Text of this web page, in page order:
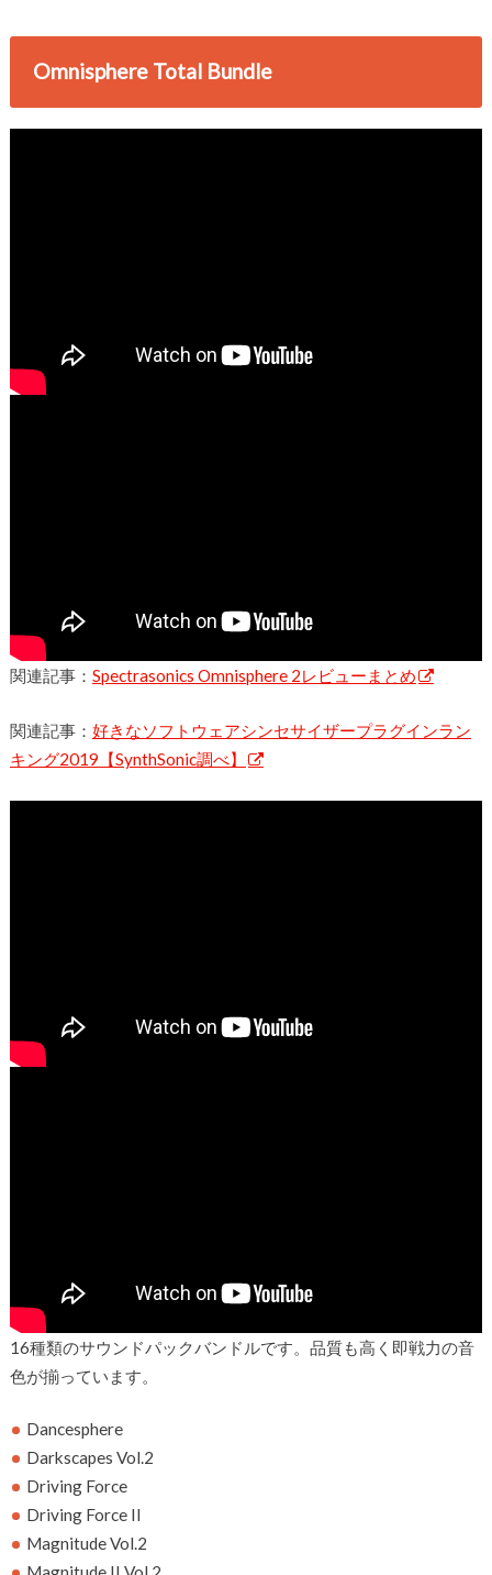
Omnisphere Total Bundle
関連記事： Spectrasonics Omnisphere 2レビューまとめ
関連記事： 好きなソフトウェアシンセサイザープラグインラン
キング2019【SynthSonic調べ】
16種類のサウンドパックバンドルです。品質も高く即戦力の音
色が揃っています。
Dancesphere
Darkscapes Vol.2
Driving Force
Driving Force II
Magnitude Vol.2